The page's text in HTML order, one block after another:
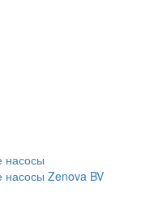
насосы
Zenova BV